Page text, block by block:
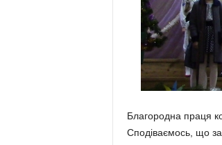
Благородна праця
Сподіваємось, що